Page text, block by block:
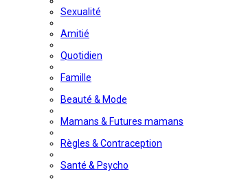
Sexualité
Amitié
Quotidien
Famille
Beauté & Mode
Mamans & Futures mamans
Règles & Contraception
Santé & Psycho